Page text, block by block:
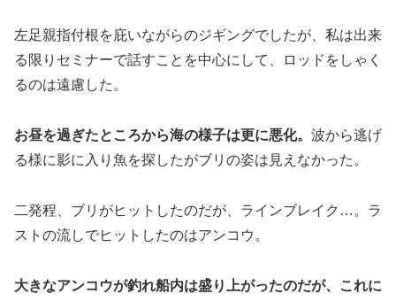
左足親指付根を庇いながらのジギングでしたが、私は出来
る限りセミナーで話すことを中心にして、ロッドをしゃく
るのは遠慮した。
お昼を過ぎたところから海の様子は更に悪化。 波から逃げ
る様に影に入り魚を探したがブリの姿は見えなかった。
二発程、ブリがヒットしたのだが、ラインブレイク…。ラ
ストの流しでヒットしたのはアンコウ。
大きなアンコウが釣れ船内は盛り上がったのだが、これに